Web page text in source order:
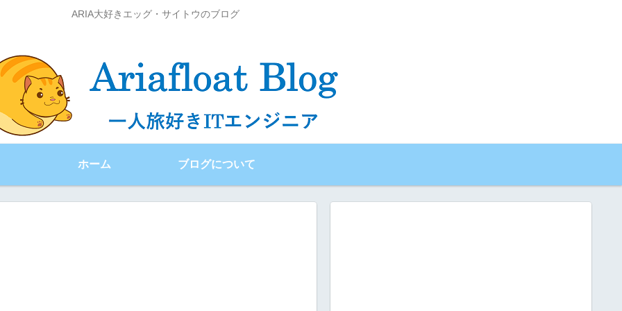
ARIA大好きエッグ・サイトウのブログ
ホーム ブログについて